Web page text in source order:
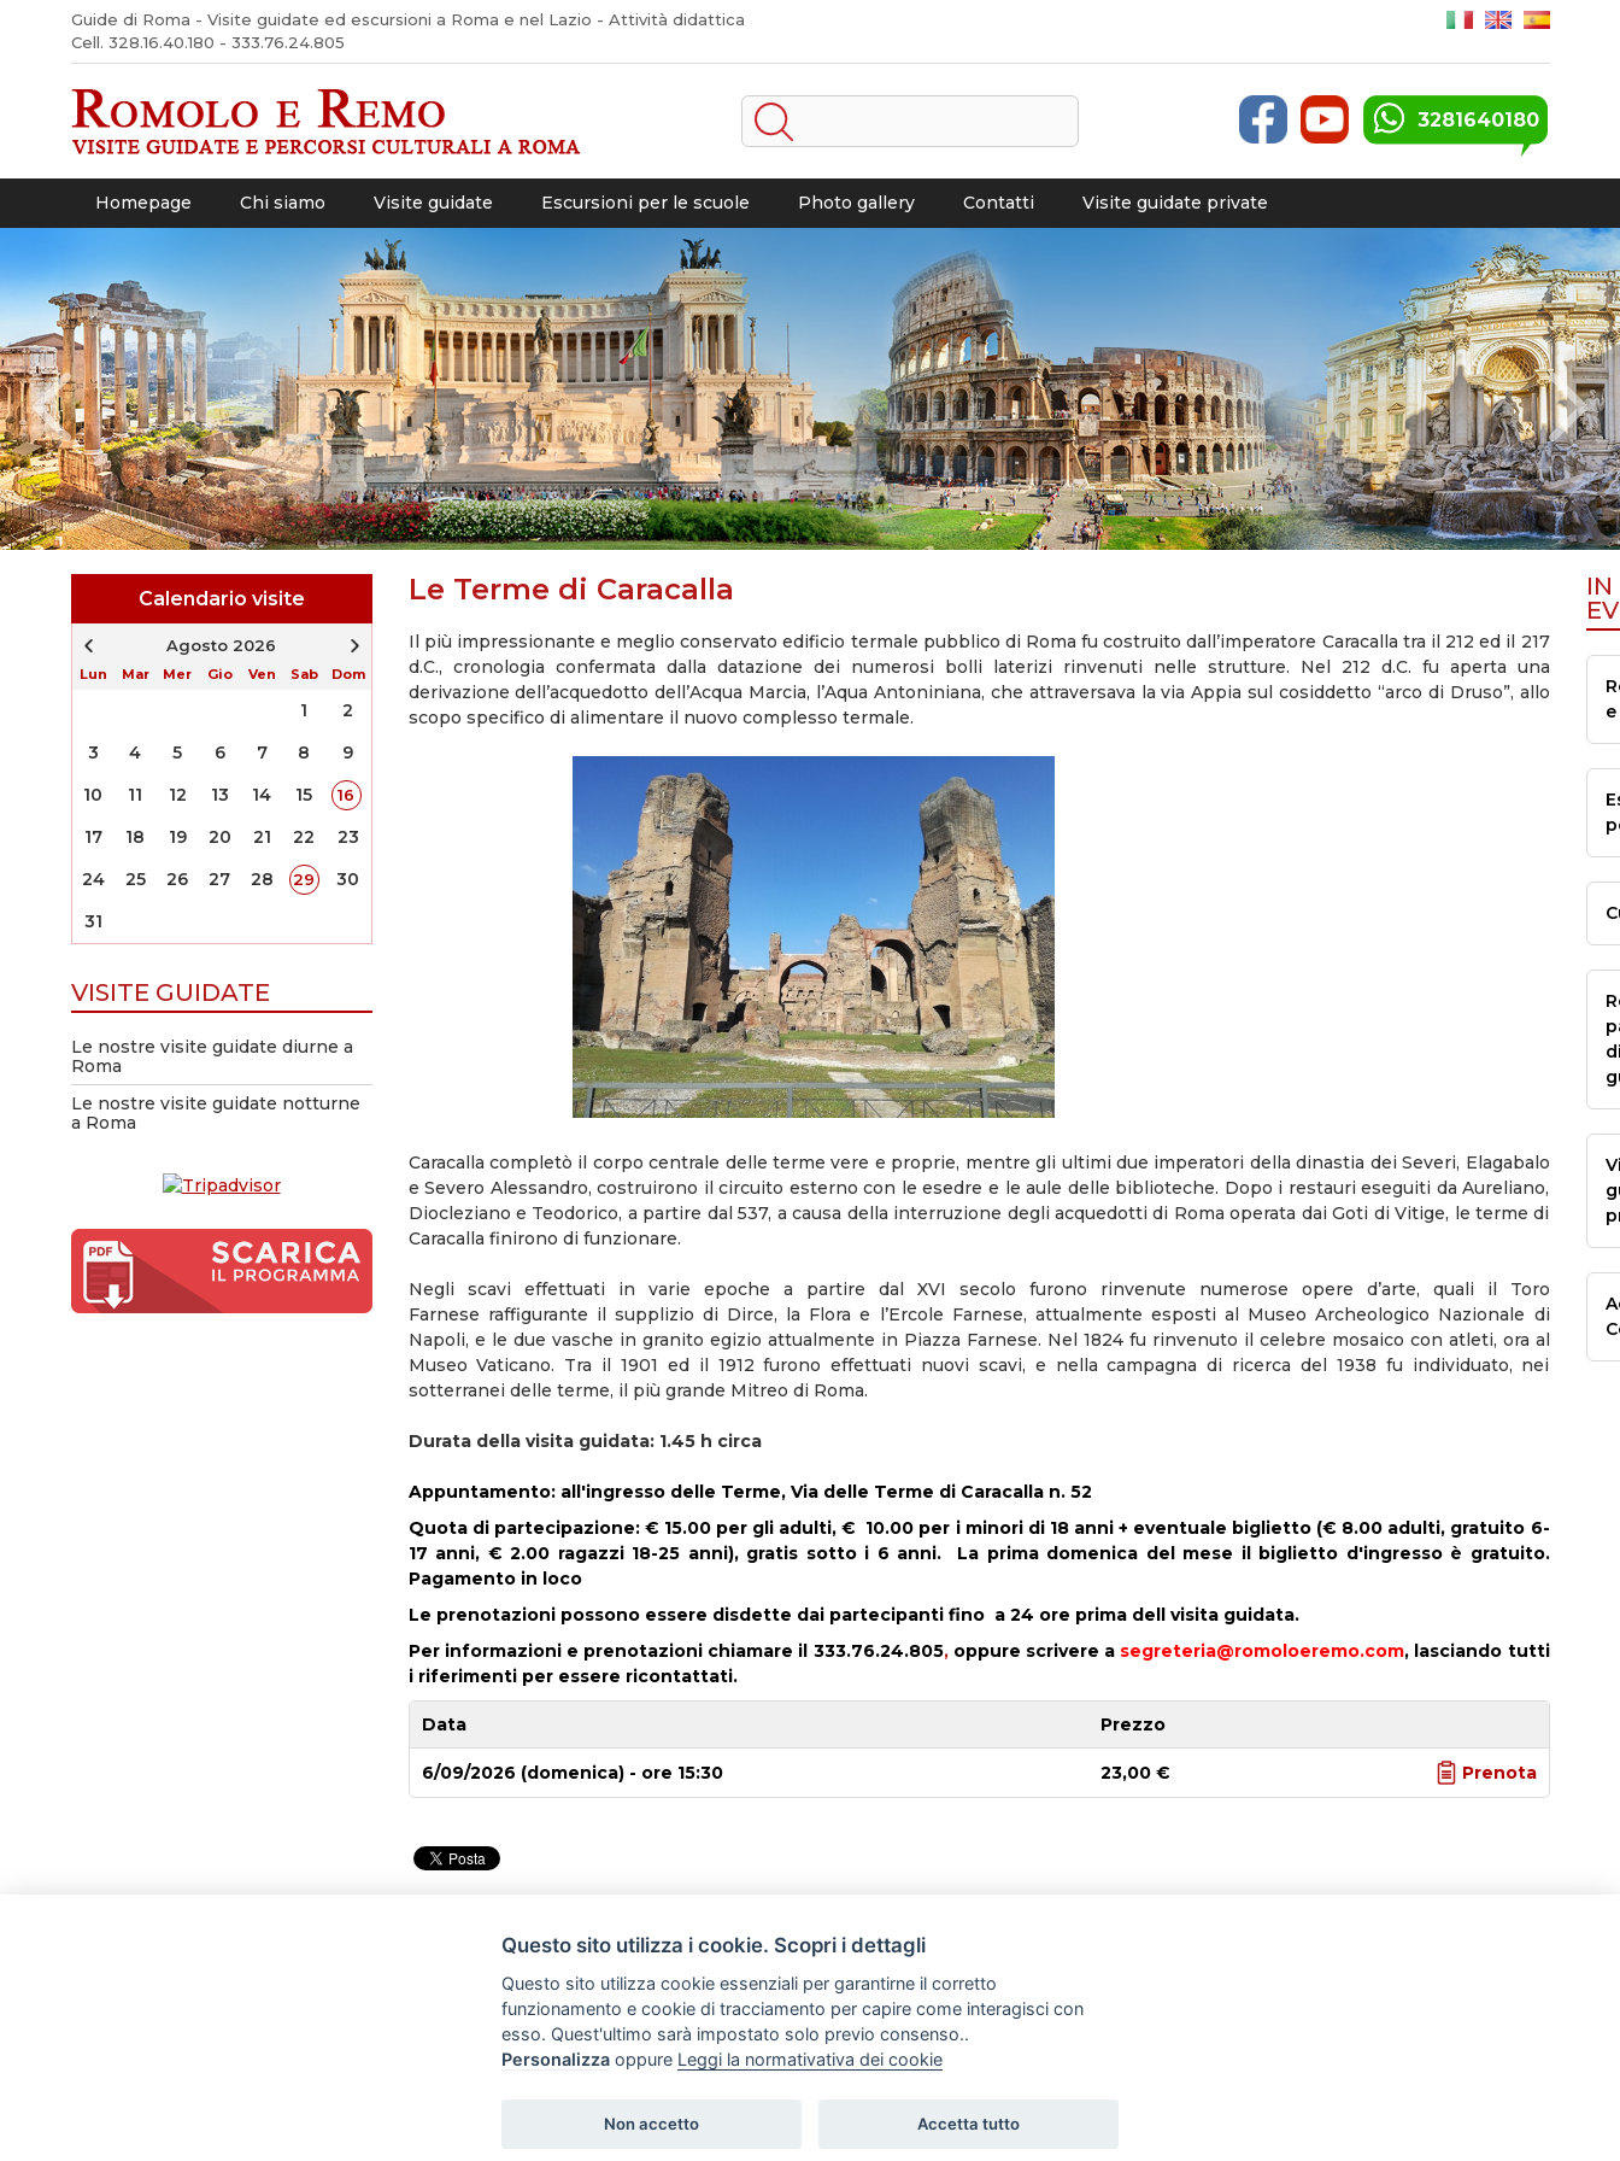
Guide di Roma - Visite guidate ed escursioni a Roma e nel Lazio - Attività didattica
Cell. 328.16.40.180 - 333.76.24.805
3281640180
Homepage Chi siamo Visite guidate Escursioni per le scuole Photo gallery Contatti Visite guidate private
Calendario visite
Agosto 2026
Lun Mar Mer Gio Ven Sab Dom
1
2
3
4 5 6 7 8
9
10
11 12 13 14 15 16
17 18 19 20 21 22
23
24
25 26 27 28 29
30
31
VISITE GUIDATE
Le nostre visite guidate diurne a
Roma
Le nostre visite guidate notturne
a Roma
Le Terme di Caracalla
Il più impressionante e meglio conservato edificio termale pubblico di Roma fu costruito dall’imperatore Caracalla tra il 212 ed il 217
d.C., cronologia confermata dalla datazione dei numerosi bolli laterizi rinvenuti nelle strutture. Nel 212 d.C. fu aperta una
derivazione dell’acquedotto dell’Acqua Marcia, l’Aqua Antoniniana, che attraversava la via Appia sul cosiddetto “arco di Druso”, allo
scopo specifico di alimentare il nuovo complesso termale.
Caracalla completò il corpo centrale delle terme vere e proprie, mentre gli ultimi due imperatori della dinastia dei Severi, Elagabalo
e Severo Alessandro, costruirono il circuito esterno con le esedre e le aule delle biblioteche. Dopo i restauri eseguiti da Aureliano,
Diocleziano e Teodorico, a partire dal 537, a causa della interruzione degli acquedotti di Roma operata dai Goti di Vitige, le terme di
Caracalla finirono di funzionare.
Negli scavi effettuati in varie epoche a partire dal XVI secolo furono rinvenute numerose opere d’arte, quali il Toro
Farnese raffigurante il supplizio di Dirce, la Flora e l’Ercole Farnese, attualmente esposti al Museo Archeologico Nazionale di
Napoli, e le due vasche in granito egizio attualmente in Piazza Farnese. Nel 1824 fu rinvenuto il celebre mosaico con atleti, ora al
Museo Vaticano. Tra il 1901 ed il 1912 furono effettuati nuovi scavi, e nella campagna di ricerca del 1938 fu individuato, nei
sotterranei delle terme, il più grande Mitreo di Roma.
Durata della visita guidata: 1.45 h circa
Appuntamento: all'ingresso delle Terme, Via delle Terme di Caracalla n. 52
Quota di partecipazione: € 15.00 per gli adulti, € 10.00 per i minori di 18 anni + eventuale biglietto (€ 8.00 adulti, gratuito 6-
17 anni, € 2.00 ragazzi 18-25 anni), gratis sotto i 6 anni. La prima domenica del mese il biglietto d'ingresso è gratuito.
Pagamento in loco
Le prenotazioni possono essere disdette dai partecipanti fino a 24 ore prima dell visita guidata.
Per informazioni e prenotazioni chiamare il 333.76.24.805,oppure scrivere a segreteria@romoloeremo.com, lasciando tutti
i riferimenti per essere ricontattati.
Data Prezzo
6/09/2026 (domenica) - ore 15:30 23,00 € Prenota
IN
Mar a ven 10-18 P.IVA 11469701004 di Daniela Tidei
Questo sito utilizza i cookie. Scopri i dettagli
Questo sito utilizza cookie essenziali per garantirne il corretto
funzionamento e cookie di tracciamento per capire come interagisci con
esso. Quest'ultimo sarà impostato solo previo consenso..
Personalizza oppure Leggi la normativativa dei cookie
Non accetto Accetta tutto